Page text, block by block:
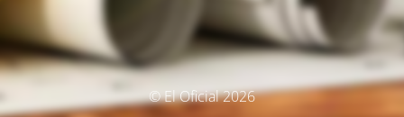
© El Oficial 2026